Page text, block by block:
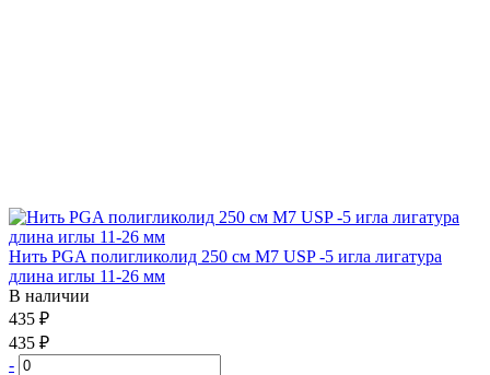
Нить PGA полигликолид 250 см М7 USP -5 игла лигатура
длина иглы 11-26 мм
В наличии
435 ₽
435 ₽
-